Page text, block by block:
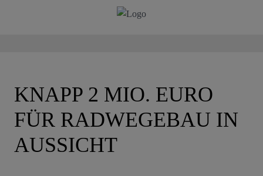
KNAPP 2 MIO. EURO
FÜR RADWEGEBAU IN
AUSSICHT